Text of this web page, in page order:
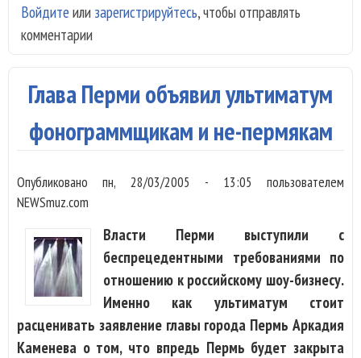
Войдите или зарегистрируйтесь, чтобы отправлять
комментарии
Глава Перми объявил ультиматум
фонограммщикам и не-пермякам
Опубликованопн, 28/03/2005 - 13:05 пользователем
NEWSmuz.com
Власти Перми выступили с
беспрецедентными требованиями по
отношению к российскому шоу-бизнесу.
Именно как ультиматум стоит
расценивать заявление главы города Пермь Аркадия
Каменева о том, что впредь Пермь будет закрыта